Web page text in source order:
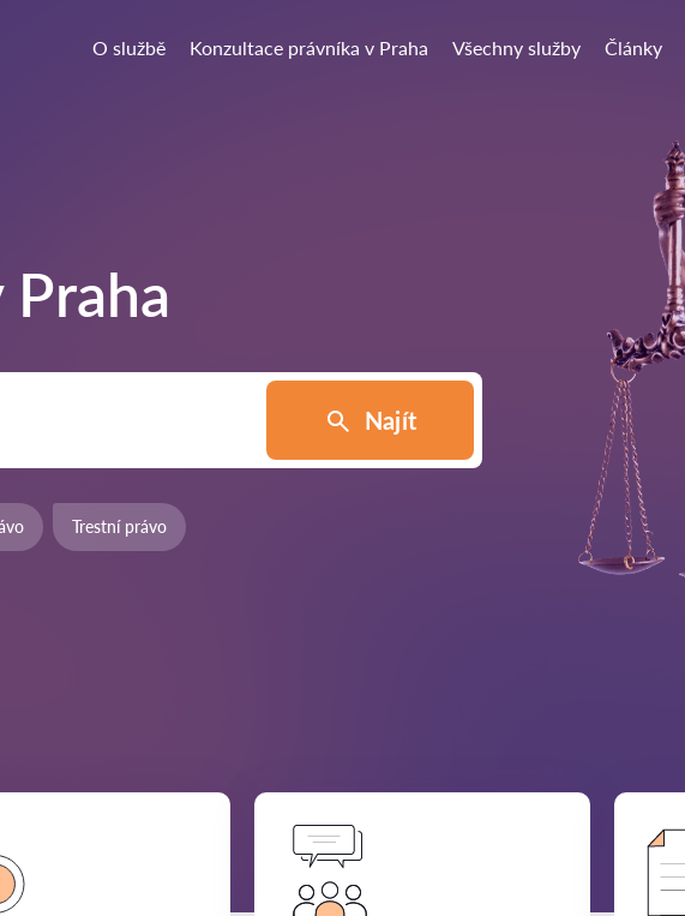
O službě Konzultace právníka v Praha Všechny služby Články
Praha
Najít
Trestní právo